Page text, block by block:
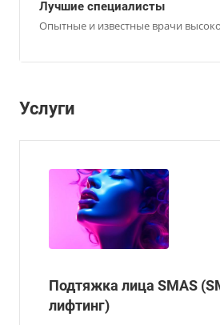
Лучшие специалисты
Опытные и известные врачи
Услуги
Подтяжка лица SMAS
лифтинг)